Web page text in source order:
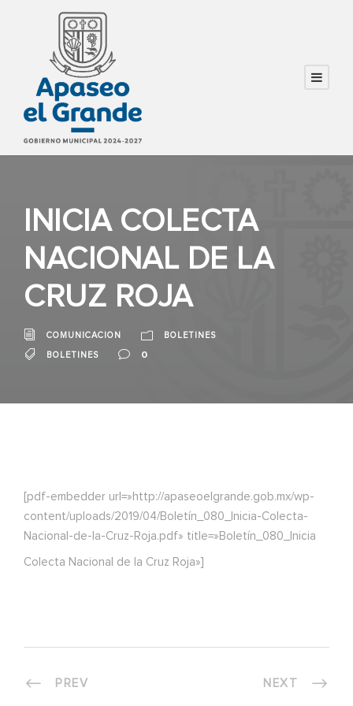
INICIA COLECTA
NACIONAL DE LA
CRUZ ROJA
COMUNICACION BOLETINES
BOLETINES 0
[pdf-embedder url=»http://apaseoelgrande.gob.mx/wp-
content/uploads/2019/04/Boletín_080_Inicia-Colecta-
Nacional-de-la-Cruz-Roja.pdf» title=»Boletín_080_Inicia
Colecta Nacional de la Cruz Roja»]
PREV NEXT